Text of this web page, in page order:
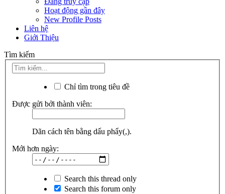
Hoạt động gần đây
New Profile Posts
Liên hệ
Giới Thiệu
Tìm kiếm
Chỉ tìm trong tiêu đề
Được gửi bởi thành viên:
Dãn cách tên bằng dấu phẩy(,).
Mới hơn ngày:
Search this thread only
Search this forum only